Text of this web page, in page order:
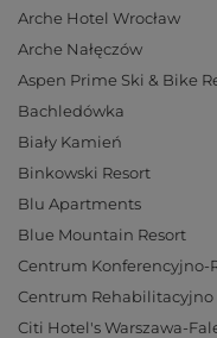
Arche Hotel Wrocław
Arche Nałęczów
Aspen Prime Ski & Bike
Bachledówka
Biały Kamień
Binkowski Resort
Blu Apartments
Blue Mountain Resort
Centrum Konferencyjno-
Centrum Rehabilitacyjno
Citi Hotel's Warszawa-